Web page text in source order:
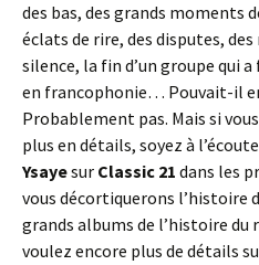
des bas, des grands moments
éclats de rire, des disputes,
silence, la fin d’un groupe qui
en francophonie… Pouvait-il
Probablement pas. Mais si
plus en détails, soyez à
Ysayesur Classic 21 dans les
vous décortiquerons l’histoire
grands albums de l’histoire du
voulez encore plus de détails